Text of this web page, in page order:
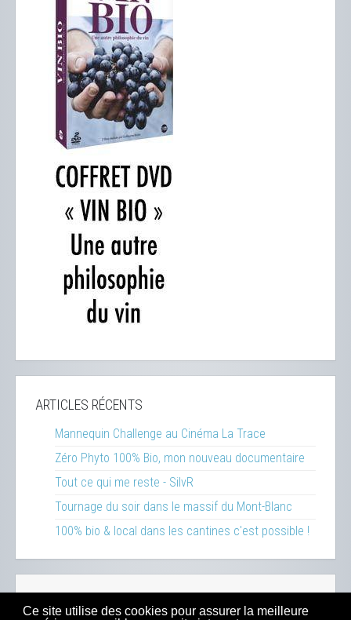
Ce site utilise des cookies pour assurer la meilleure
ARTICLES RÉCENTS
Mannequin Challenge au Cinéma La Trace
Zéro Phyto 100% Bio, mon nouveau documentaire
Tout ce qui me reste - SilvR
Tournage du soir dans le massif du Mont-Blanc
100% bio & local dans les cantines c'est possible !